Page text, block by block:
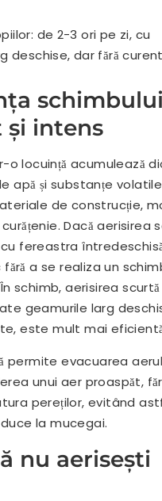
de 2-3 ori pe zi, cu
deschise, dar fără
și intens
o locuință acumulează
apă și substanțe volatile
de construcție,
Dacă aerisirea
fereastra
a se realiza un
schimb, aerisirea scurtă
geamurile larg
este mult mai
permite evacuarea
unui aer proaspăt,
pereților, evitând
la mucegai.
nu aerisești